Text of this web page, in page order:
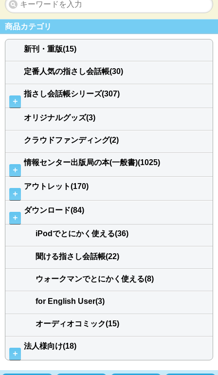
商品カテゴリ
新刊・重版(15)
定番人気の指さし会話帳(30)
＋
指さし会話帳シリーズ(307)
オリジナルグッズ(3)
クラウドファンディング(2)
＋
情報センター出版局の本(一般書)(1025)
＋
アウトレット(170)
＋
ダウンロード(84)
iPodでとにかく使える(36)
聞ける指さし会話帳(22)
ウォークマンでとにかく使える(8)
for English User(3)
オーディオコミック(15)
＋
法人様向け(18)